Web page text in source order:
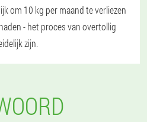
om 10 kg per maand te verliezen
- het proces van overtollig
zijn.